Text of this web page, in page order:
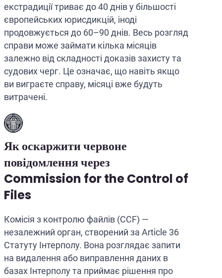
екстрадиції триває до 40 днів у більшості
європейських юрисдикцій, іноді
продовжується до 60–90 днів. Весь розгляд
справи може займати кілька місяців
залежно від складності доказів захисту та
судових черг. Це означає, що навіть якщо
ви виграєте справу, місяці вже будуть
витрачені.
Як оскаржити червоне
повідомлення через
Commission for the Control of
Files
Комісія з контролю файлів (CCF) —
незалежний орган, створений за Article 36
Статуту Інтерполу. Вона розглядає запити
на видалення або виправлення даних в
базах Інтерполу та приймає рішення про